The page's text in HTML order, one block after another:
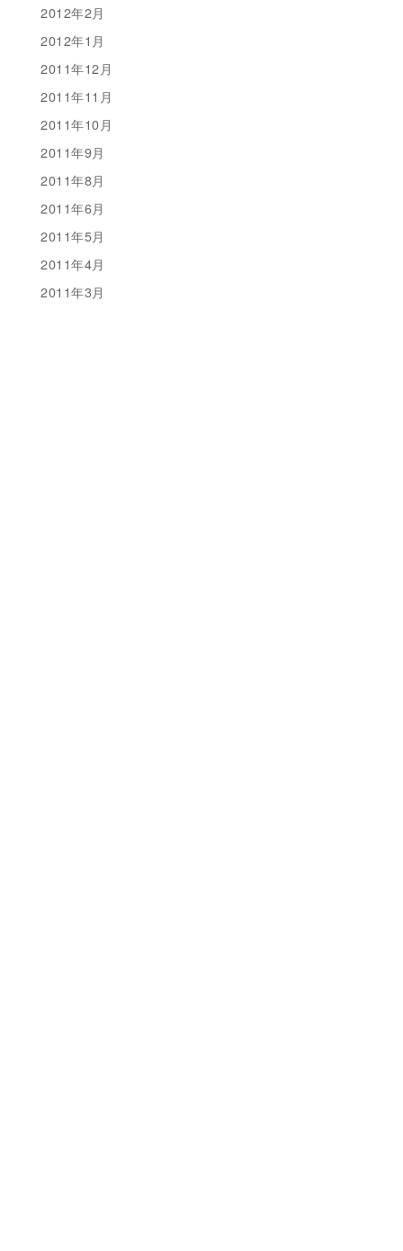
2012年2月
2012年1月
2011年12月
2011年11月
2011年10月
2011年9月
2011年8月
2011年6月
2011年5月
2011年4月
2011年3月